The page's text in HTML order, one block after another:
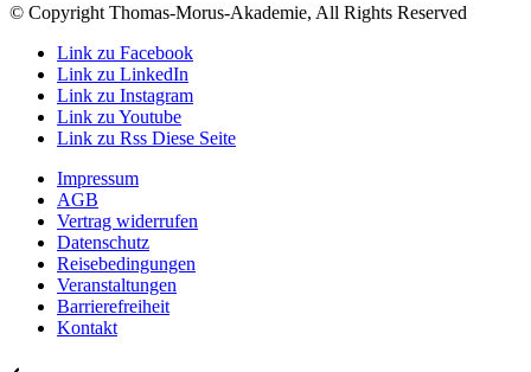
© Copyright Thomas-Morus-Akademie, All Rights Reserved
Link zu Facebook
Link zu LinkedIn
Link zu Instagram
Link zu Youtube
Link zu Rss Diese Seite
Impressum
AGB
Vertrag widerrufen
Datenschutz
Reisebedingungen
Veranstaltungen
Barrierefreiheit
Kontakt